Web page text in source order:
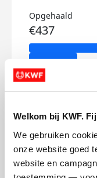
Welkom bij KWF.
We gebruiken
onze website goed
website en
Opgehaald
€437